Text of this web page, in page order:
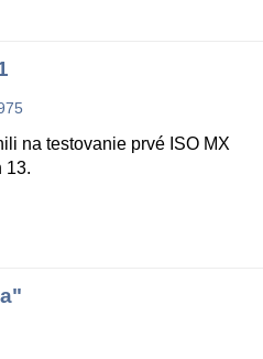
na testovanie prvé ISO MX
13.